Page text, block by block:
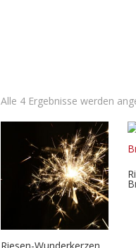
Alle 4 Ergebnisse werden